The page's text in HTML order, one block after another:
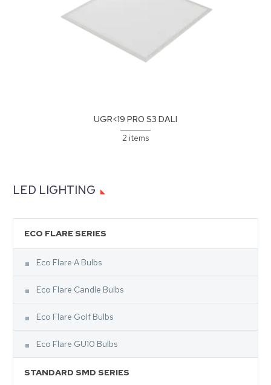
UGR<19 PRO S3 DALI
2 items
LED LIGHTING
ECO FLARE SERIES
Eco Flare A Bulbs
Eco Flare Candle Bulbs
Eco Flare Golf Bulbs
Eco Flare GU10 Bulbs
STANDARD SMD SERIES